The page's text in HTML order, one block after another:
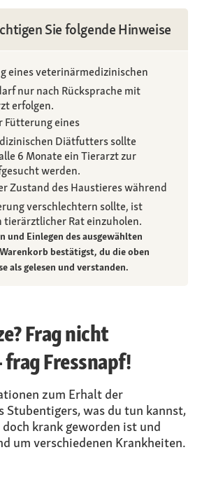
Sie folgende Hinweise
eines veterinärmedizinischen
nur nach Rücksprache mit
erfolgen.
Fütterung eines
Diätfutters sollte
6 Monate ein Tierarzt zur
werden.
Zustand des Haustieres während
verschlechtern sollte, ist
tierärztlicher Rat einzuholen.
und Einlegen des ausgewählten
bestätigst, du die oben
als gelesen und verstanden.
Frag nicht
Fressnapf!
zum Erhalt der
Stubentigers, was du tun kannst,
krank geworden ist und
um verschiedenen Krankheiten.